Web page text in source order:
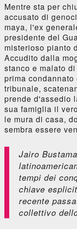
Mentre sta per
accusato di
maya, l'ex
presidente del
misterioso pianto
Accudito dalla
stanco e malato
prima
tribunale,
prende d'assedio
sua famiglia il
le mura di casa,
sembra essere
Jairo
tempi dei
chiave
recente
collettivo